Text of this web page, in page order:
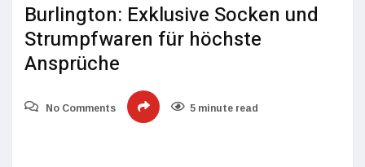
Burlington: Exklusive Socken und
Strumpfwaren für höchste
Ansprüche
No Comments 5 minute read